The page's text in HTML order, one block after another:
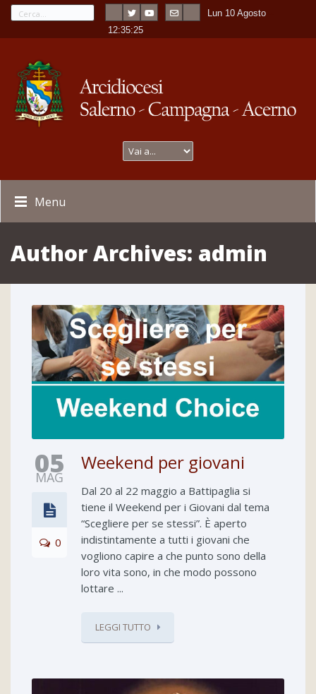
Lun 10 Agosto
12:35:26
Menu
Author Archives: admin
05
MAG
0
Weekend per giovani
Dal 20 al 22 maggio a Battipaglia si
tiene il Weekend per i Giovani dal tema
“Scegliere per se stessi”. È aperto
indistintamente a tutti i giovani che
vogliono capire a che punto sono della
loro vita sono, in che modo possono
lottare ...
LEGGI TUTTO